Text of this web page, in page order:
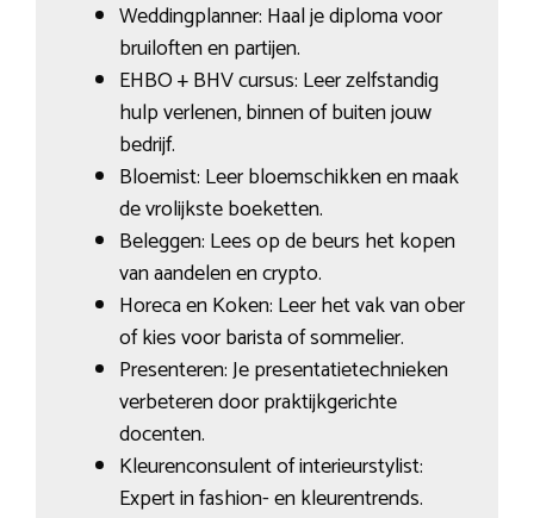
Weddingplanner: Haal je diploma voor
bruiloften en partijen.
EHBO + BHV cursus: Leer zelfstandig
hulp verlenen, binnen of buiten jouw
bedrijf.
Bloemist: Leer bloemschikken en maak
de vrolijkste boeketten.
Beleggen: Lees op de beurs het kopen
van aandelen en crypto.
Horeca en Koken: Leer het vak van ober
of kies voor barista of sommelier.
Presenteren: Je presentatietechnieken
verbeteren door praktijkgerichte
docenten.
Kleurenconsulent of interieurstylist:
Expert in fashion- en kleurentrends.